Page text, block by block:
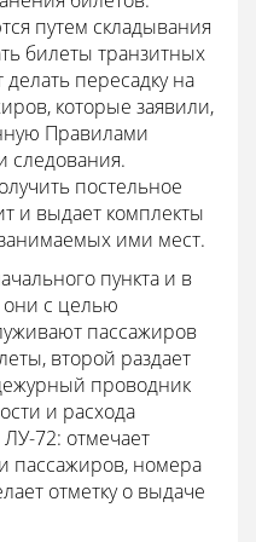
путем складывания
билеты транзитных
пересадку на
которые заявили,
Правилами
следования.
постельное
и выдает комплекты
ими мест.
пункта и в
они с целью
пассажиров
второй раздает
проводник
и расхода
72: отмечает
пассажиров, номера
отметку о выдаче